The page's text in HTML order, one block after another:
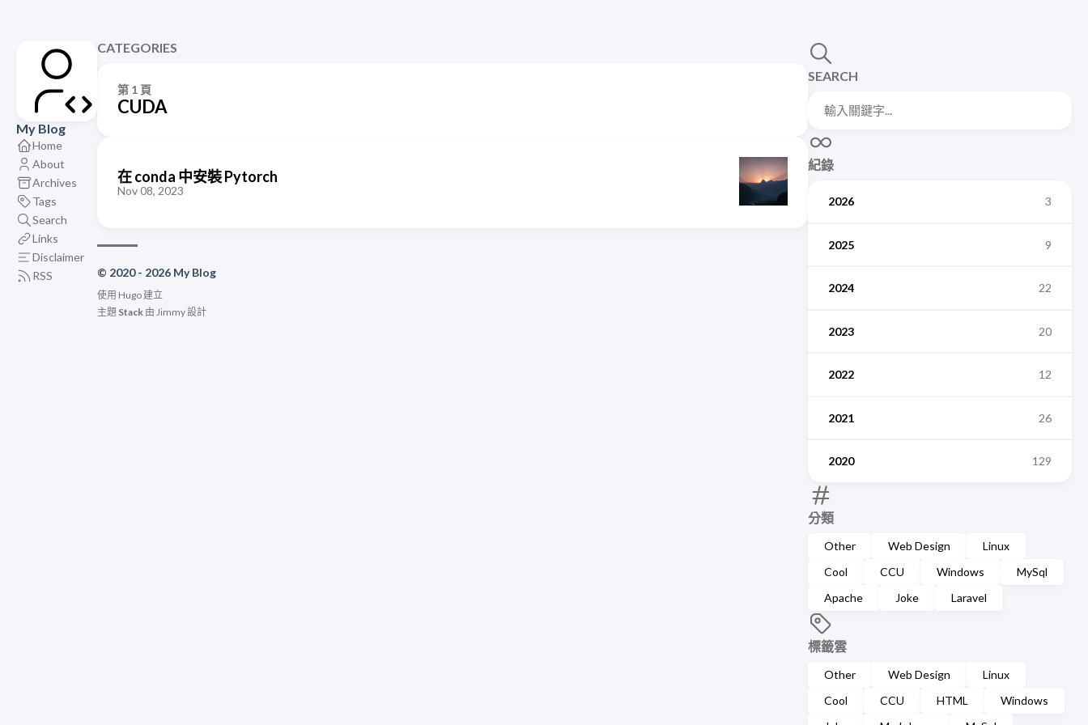
My Blog
Home
About
Archives
Tags
Search
Links
Disclaimer
RSS
SEARCH
紀錄
2026 3
2025 9
2024 22
2023 20
2022 12
2021 26
2020 129
分類
Other Web Design
Linux
Cool
CCU Windows
MySql
Apache
Joke Laravel
標籤雲
Other Web Design
Linux
Cool
CCU HTML
Windows
CATEGORIES
第 1 頁
CUDA
在 conda 中安裝 Pytorch
Nov 08, 2023
© 2020 - 2026 My Blog
使用 Hugo建立
主題 Stack 由 Jimmy設計